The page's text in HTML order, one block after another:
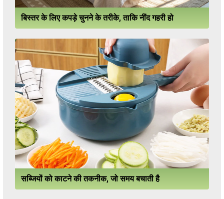
बिस्तर के लिए कपड़े चुनने के तरीके, ताकि नींद गहरी हो
सब्जियों को काटने की तकनीक, जो समय बचाती है